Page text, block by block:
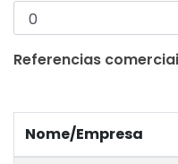
Referencias
Nome/Empresa